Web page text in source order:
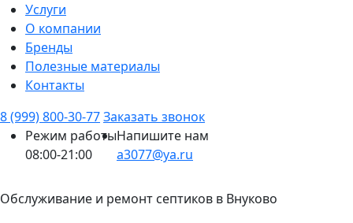
Услуги
О компании
Бренды
Полезные материалы
Контакты
8 (999) 800-30-77Заказать звонок
Режим работы
08:00-21:00
Напишите нам
a3077@ya.ru
Обслуживание и ремонт септиков в Внуково